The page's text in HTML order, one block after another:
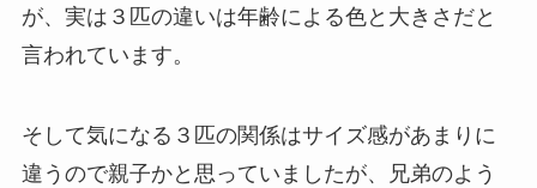
が、実は３匹の違いは年齢による色と大きさだと
言われています。
そして気になる３匹の関係はサイズ感があまりに
違うので親子かと思っていましたが、兄弟のよう